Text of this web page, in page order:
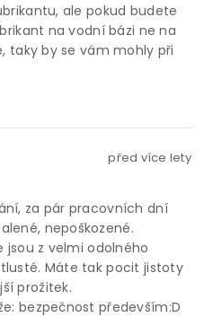
ale pokud budete
na vodní bázi ne na
taky by se vám mohly při
před více lety
za pár pracovních dní
nepoškozené.
jsou z velmi odolného
Máte tak pocit jistoty
prožitek.
bezpečnost především:D